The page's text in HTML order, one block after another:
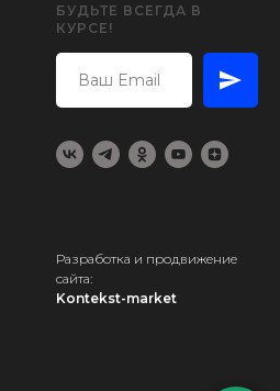
БУДЬТЕ ВСЕГДА В
КУРСЕ!
Разработка и продвижение
сайта:
Kontekst-market